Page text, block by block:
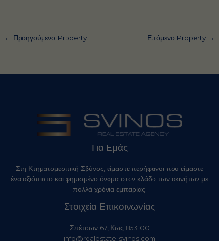
← Προηγούμενο Property Επόμενο Property →
Για Εμάς
Στη Κτηματομεσιτική Σβύνος, είμαστε περήφανοι που είμαστε
ένα αξιόπιστο και φημισμένο όνομα στον κλάδο των ακινήτων με
πολλά χρόνια εμπειρίας.
Στοιχεία Επικοινωνίας
Σπέτσων 67, Κως 853 00
info@realestate-svinos.com